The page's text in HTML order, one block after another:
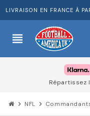
LIVRAISON EN FRANCE À
view_headline
Répartissez
chevron_right NFL chevron_right